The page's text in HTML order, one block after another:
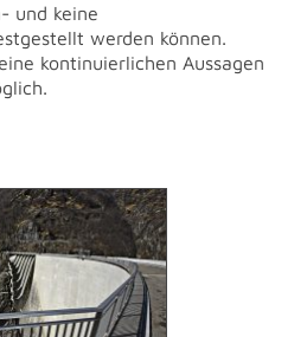
und keine
werden können.
kontinuierlichen Aussagen